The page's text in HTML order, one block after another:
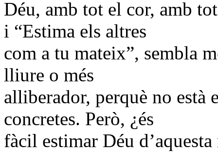
Déu, amb tot el cor, amb
i “Estima els altres
com a tu mateix”, sembla
lliure o més
alliberador, perquè no està
concretes. Però, ¿és
fàcil estimar Déu d’aquesta